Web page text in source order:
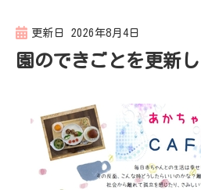
更新日 2026年8月4日
園のできごとを更新